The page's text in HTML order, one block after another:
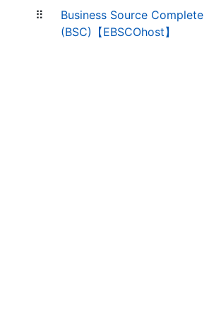
⠿
Business Source Complete
(BSC)【EBSCOhost】